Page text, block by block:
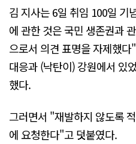
김 지사는 6일 취임 100일 기
에 관한 것은 국민 생존권과
으로서 의견 표명을 자제했
대응과 (낙탄이) 강원에서 있
했다.
그러면서 "재발하지 않도록
에 요청한다"고 덧붙였다.